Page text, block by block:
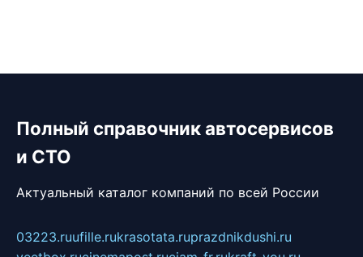
Полный справочник автосервисов
и СТО
Актуальный каталог компаний по всей России
03223.ruufille.rukrasotata.ruprazdnikdushi.ru